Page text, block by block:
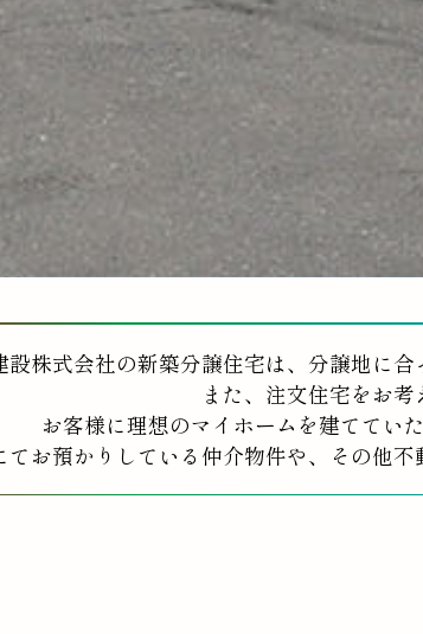
設株式会社の新築分譲住宅は、分譲地に
また、注文住宅をお
お客様に理想のマイホームを建ててい
てお預かりしている仲介物件や、その他